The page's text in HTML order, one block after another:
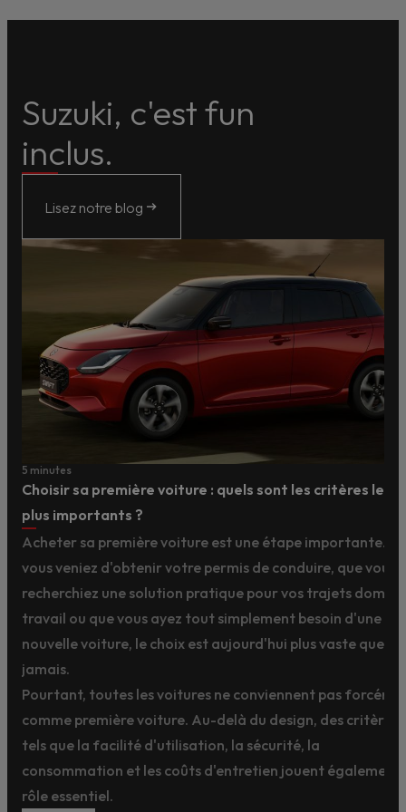
Suzuki, c'est fun
inclus.
Lisez notre blog
Choisir sa première voiture : quels sont les critères les
plus importants ?
5 minutes
Acheter sa première voiture est une étape importante.
vous veniez d'obtenir votre permis de conduire, que vous
recherchiez une solution pratique pour vos trajets
travail ou que vous ayez tout simplement besoin d'une
nouvelle voiture, le choix est aujourd'hui plus vaste que
jamais.
Pourtant, toutes les voitures ne conviennent pas
comme première voiture. Au-delà du design, des critères
tels que la facilité d'utilisation, la sécurité, la
consommation et les coûts d'entretien jouent également
rôle essentiel.